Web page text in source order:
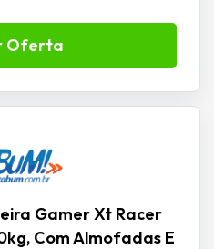
Oferta
Gamer Xt Racer
Com Almofadas E